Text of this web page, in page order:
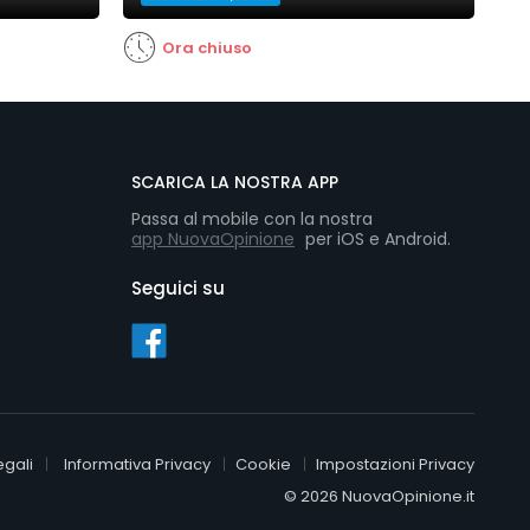
Ora chiuso
SCARICA LA NOSTRA APP
Passa al mobile con la nostra
app NuovaOpinione per iOS e Android.
Seguici su
Informativa Privacy Cookie
Impostazioni Privacy
© 2026 NuovaOpinione.it